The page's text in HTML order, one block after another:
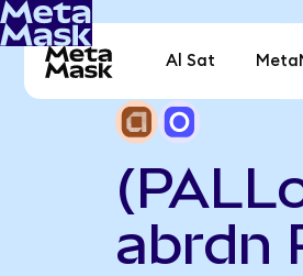
Al Sat
abrdn